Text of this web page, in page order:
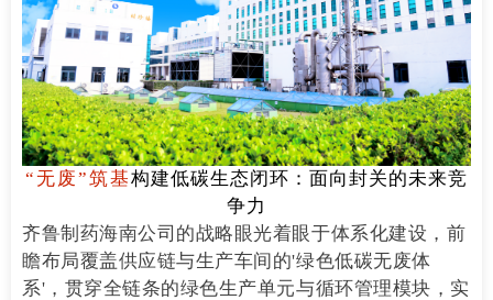
“无废”筑基构建低碳生态闭环：面向封关的未来竞
争力
齐鲁制药海南公司的战略眼光着眼于体系化建设，前
瞻布局覆盖供应链与生产车间的'绿色低碳无废体
系'，贯穿全链条的绿色生产单元与循环管理模块，实